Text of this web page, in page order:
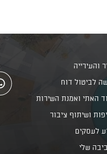
והעירייה
לביטול דוח
האתי ואמנת השירות
ושיתוף ציבור
לעסקים
שלי